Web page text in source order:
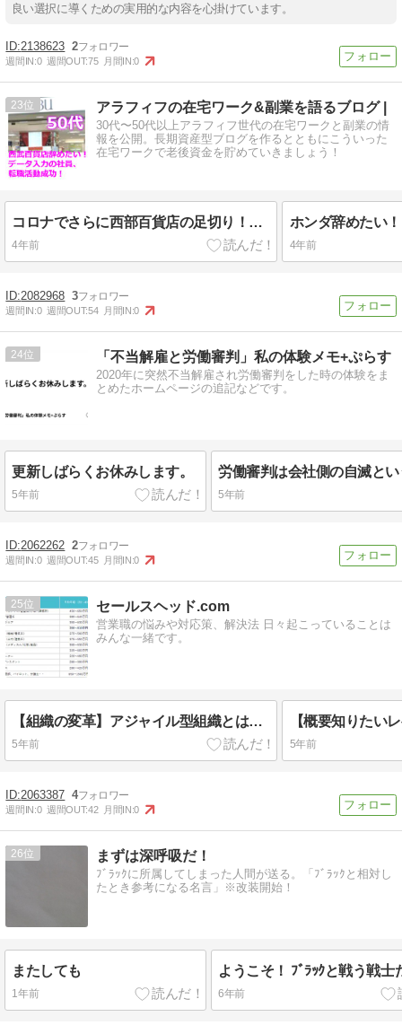
良い選択に導くための実用的な内容を心掛けています。
2138623 2
週間IN:0 週間OUT:75 月間IN:0
23 アラフィフの在宅ワーク&副業を語るブログ |
30代〜50代以上アラフィフ世代の在宅ワークと副業の情
報を公開。長期資産型ブログを作るとともにこういった
在宅ワークで老後資金を貯めていきましょう！
コロナでさらに西部百貨店の足切り！もう辞めたい、50代前半のデータ入力へ派遣転職
4年前 4年前
2082968 3
週間IN:0 週間OUT:54 月間IN:0
24 「不当解雇と労働審判」私の体験メモ+ぷらす
2020年に突然不当解雇され労働審判をした時の体験をま
とめたホームページの追記などです。
更新しばらくお休みします。
5年前 5年前
2062262 2
週間IN:0 週間OUT:45 月間IN:0
25 セールスヘッド.com
営業職の悩みや対応策、解決法 日々起こっていることは
みんな一緒です。
【組織の変革】アジャイル型組織とは何のことを言っているのか知りたい【基本編】
5年前 5年前
2063387 4
週間IN:0 週間OUT:42 月間IN:0
26 まずは深呼吸だ！
ﾌﾞﾗｯｸに所属してしまった人間が送る。「ﾌﾞﾗｯｸと相対し
たとき参考になる名言」※改装開始！
またしても
1年前
ようこそ！ ﾌﾞﾗｯｸと戦う戦士
6年前